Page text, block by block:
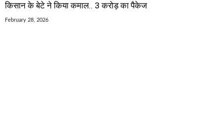
किसान के बेटे ने किया कमाल.. 3 करोड़ का पैकेज
February 28, 2026